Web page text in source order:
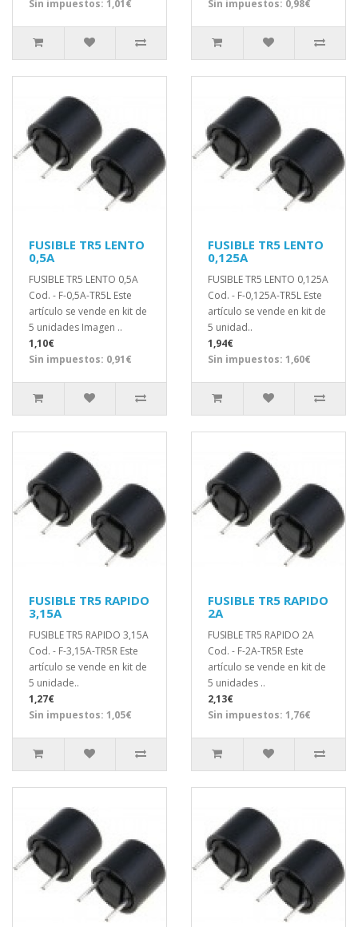
Sin impuestos: 1,01€ Sin impuestos: 0,98€
FUSIBLE TR5 LENTO
0,5A
FUSIBLE TR5 LENTO 0,5A
Cod. - F-0,5A-TR5L Este
artículo se vende en kit de
5 unidades Imagen ..
1,10€
Sin impuestos: 0,91€
FUSIBLE TR5 LENTO
0,125A
FUSIBLE TR5 LENTO 0,125A
Cod. - F-0,125A-TR5L Este
artículo se vende en kit de
5 unidad..
1,94€
Sin impuestos: 1,60€
FUSIBLE TR5 RAPIDO
3,15A
FUSIBLE TR5 RAPIDO 3,15A
Cod. - F-3,15A-TR5R Este
artículo se vende en kit de
5 unidade..
1,27€
Sin impuestos: 1,05€
FUSIBLE TR5 RAPIDO
2A
FUSIBLE TR5 RAPIDO 2A
Cod. - F-2A-TR5R Este
artículo se vende en kit de
5 unidades ..
2,13€
Sin impuestos: 1,76€